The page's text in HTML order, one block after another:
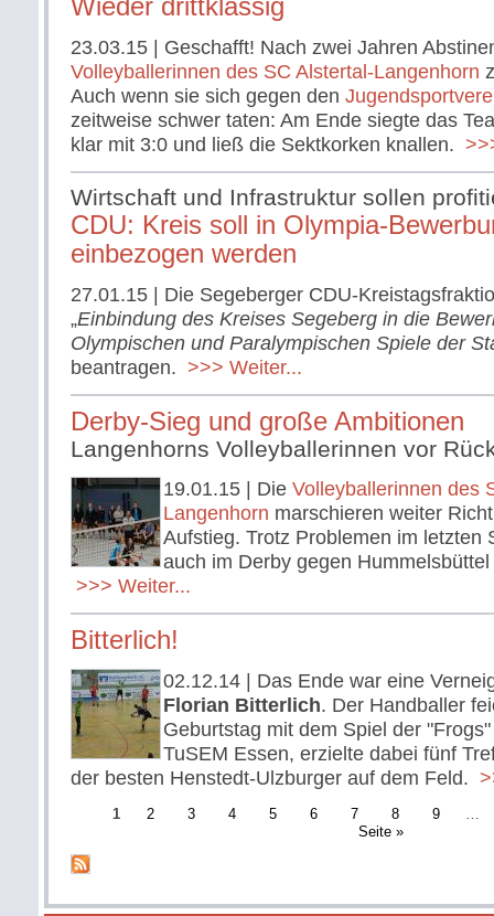
Wieder drittklassig
23.03.15 | Geschafft! Nach zwei Jahren
Volleyballerinnen des SC Alstertal-Langenhorn
Auch wenn sie sich gegen den
zeitweise schwer taten: Am Ende siegte das
klar mit 3:0 und ließ die Sektkorken knallen.
Wirtschaft und Infrastruktur sollen
CDU: Kreis soll in Olympia-
einbezogen werden
27.01.15 | Die Segeberger CDU-
„Einbindung des Kreises Segeberg in die
Olympischen und Paralympischen Spiele der
beantragen. >>> Weiter...
Derby-Sieg und große Ambitionen
Langenhorns Volleyballerinnen vor
19.01.15 | Die Volleyballerinnen des
Langenhorn marschieren weiter
Aufstieg. Trotz Problemen im letzten
auch im Derby gegen
>>> Weiter...
Bitterlich!
02.12.14 | Das Ende war eine
Florian Bitterlich. Der Handballer
Geburtstag mit dem Spiel der
TuSEM Essen, erzielte dabei fünf
der besten Henstedt-Ulzburger auf dem Feld.
1 2 3 4 5 6 7 8 9
Seite »